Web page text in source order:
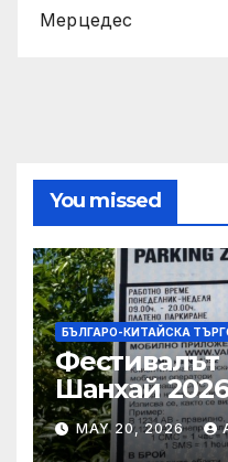
Мерцедес
You missed
БЪЛГАРО-КИТАЙСКА
Фестивалът
Шанхай
вълнуващи
MAY 20, 2026